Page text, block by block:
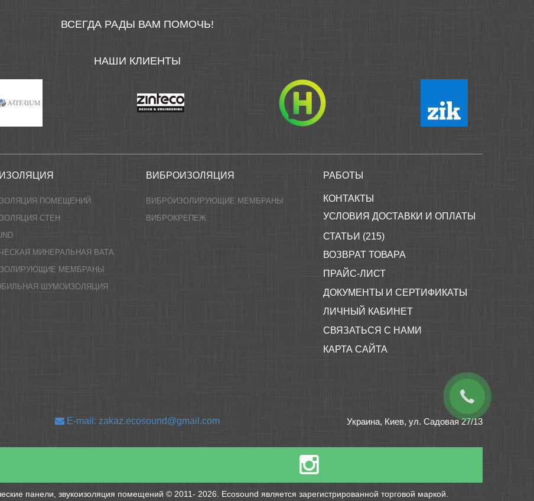
ВСЕГДА РАДЫ ВАМ ПОМОЧЬ!
НАШИ КЛИЕНТЫ
ПОМЕЩЕНИЙ
СТЕН
МИНЕРАЛЬНАЯ ВАТА
МЕМБРАНЫ
ШУМОИЗОЛЯЦИЯ
ВИБРОИЗОЛЯЦИЯ
ВИБРОИЗОЛИРУЮЩИЕ МЕМБРАНЫ
ВИБРОКРЕПЕЖ
РАБОТЫ
КОНТАКТЫ
УСЛОВИЯ ДОСТАВКИ И ОПЛАТЫ
СТАТЬИ (215)
ВОЗВРАТ ТОВАРА
ПРАЙС-ЛИСТ
ДОКУМЕНТЫ И СЕРТИФИКАТЫ
ЛИЧНЫЙ КАБИНЕТ
СВЯЗАТЬСЯ С НАМИ
КАРТА САЙТА
E-mail: zakaz.ecosound@gmail.com Украина, Киев, ул. Садовая 27/13
панели, звукоизоляция помещений © 2011- 2026. Ecosound является зарегистрированной торговой маркой.